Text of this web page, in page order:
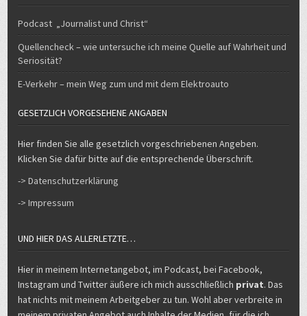
Podcast „Journalist und Christ“
Quellencheck – wie untersuche ich meine Quelle auf Wahrheit und
Seriosität?
E-Verkehr – mein Weg zum und mit dem Elektroauto
GESETZLICH VORGESEHENE ANGABEN
Hier finden Sie alle gesetzlich vorgeschriebenen Angeben.
Klicken Sie dafür bitte auf die entsprechende Überschrift.
-> Datenschutzerklärung
-> Impressum
UND HIER DAS ALLERLETZTE…
Hier in meinem Internetangebot, im Podcast, bei Facebook,
Instagram und Twitter äußere ich mich ausschließlich privat. Das
hat nichts mit meinem Arbeitgeber zu tun. Wohl aber verbreite in